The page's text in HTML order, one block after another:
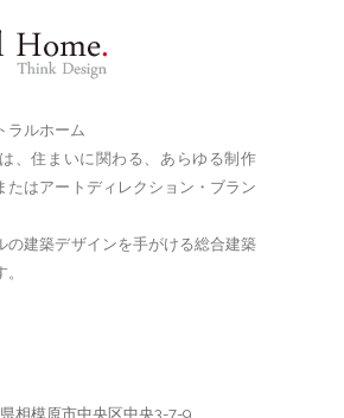
ラルホーム
、住まいに関わる、あらゆる制作
たはアートディレクション・ブラン
の建築デザインを手がける総合建築
相模原市中央区中央3-7-9